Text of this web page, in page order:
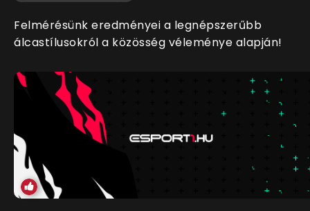
Felmérésünk eredményei a legnépszerűbb
álcastílusokról a közösség véleménye alapján!